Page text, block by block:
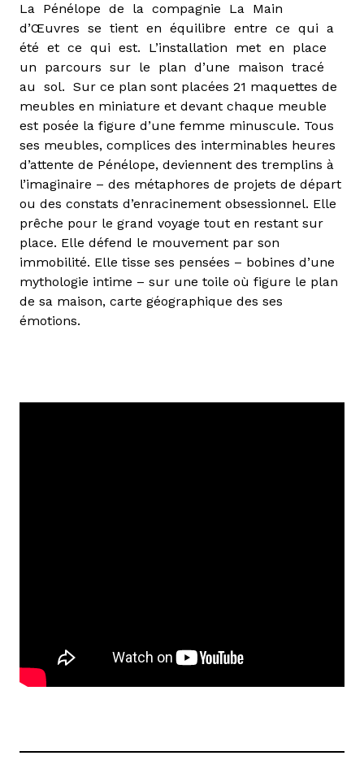
La Pénélope de la compagnie La Main
d’Œuvres se tient en équilibre entre ce qui a
été et ce qui est. L’installation met en place
un parcours sur le plan d’une maison tracé
au sol. Sur ce plan sont placées 21 maquettes de
meubles en miniature et devant chaque meuble
est posée la figure d’une femme minuscule. Tous
ses meubles, complices des interminables heures
d’attente de Pénélope, deviennent des tremplins à
l’imaginaire – des métaphores de projets de départ
ou des constats d’enracinement obsessionnel. Elle
prêche pour le grand voyage tout en restant sur
place. Elle défend le mouvement par son
immobilité. Elle tisse ses pensées – bobines d’une
mythologie intime – sur une toile où figure le plan
de sa maison, carte géographique des ses
émotions.